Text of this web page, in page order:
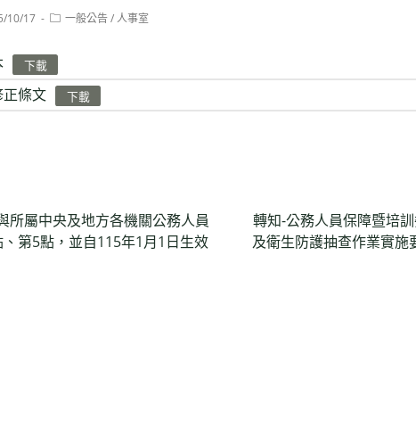
10/17
Post一般公告 / 人事室
下載
正條文 下載
所屬中央及地方各機關公務人員
第5點，並自115年1月1日生效
轉知-公務人員保障暨培
及衛生防護抽查作業實